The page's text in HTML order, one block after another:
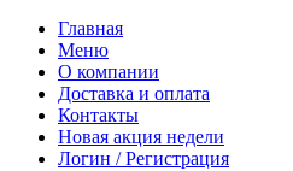
Главная
Меню
О компании
Доставка и оплата
Контакты
Новая акция недели
Логин / Регистрация